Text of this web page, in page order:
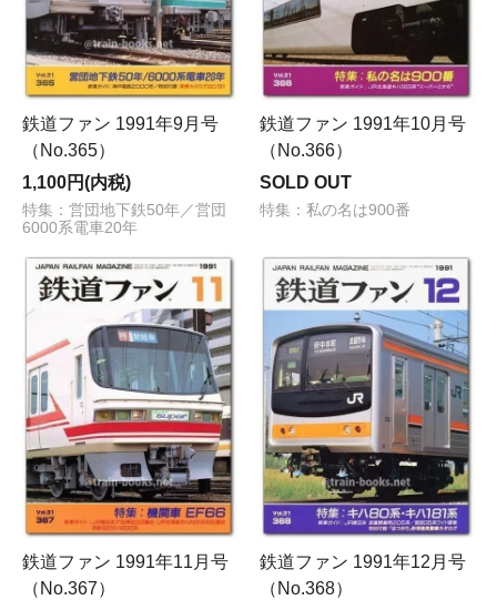
鉄道ファン 1991年9月号
（No.365）
1,100円(内税)
特集：営団地下鉄50年／営団
6000系電車20年
鉄道ファン 1991年10月号
（No.366）
SOLD OUT
特集：私の名は900番
鉄道ファン 1991年11月号
（No.367）
鉄道ファン 1991年12月号
（No.368）